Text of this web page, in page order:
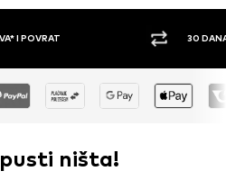
POVRAT
ništa!